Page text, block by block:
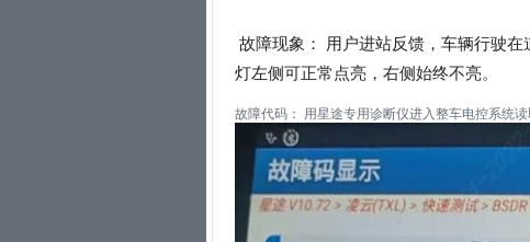
故障现象： 用户进站反馈，车辆行驶
灯左侧可正常点亮，右侧始终不亮。
故障代码： 用星途专用诊断仪进入整车电控系统读